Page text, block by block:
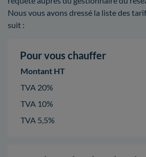
Nous vous avons dressé la liste des
suit :
Pour vous chauffer
Montant HT
TVA 20%
TVA 10%
TVA 5,5%